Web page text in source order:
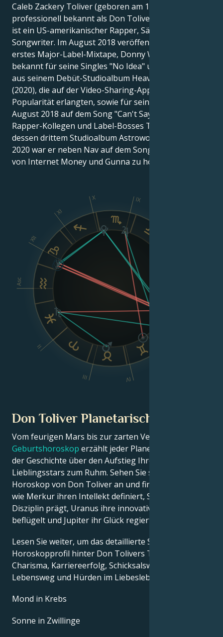
Caleb Zackery Toliver (geboren am 12. Juni 1994),
professionell bekannt als Don Toliver /dɑːn tˈɒlɪvər/,
ist ein US-amerikanischer Rapper, Sänger und
Songwriter. Im August 2018 veröffentlichte er sein
erstes Major-Label-Mixtape, Donny Womack. Er ist
bekannt für seine Singles "No Idea" und "After Party"
aus seinem Debüt-Studioalbum Heaven or Hell
(2020), die auf der Video-Sharing-App TikTok
Popularität erlangten, sowie für sein Feature im
August 2018 auf dem Song "Can't Say" seines
Rapper-Kollegen und Label-Bosses Travis Scott'aus
dessen drittem Studioalbum Astroworld. Im August
2020 war er neben Nav auf dem Song "Lemonade"
von Internet Money und Gunna zu hören.
Asc
II
III IV
IX
X
XI
XII
Don Toliver Planetarische Position
Vom feurigen Mars bis zur zarten Venus – in diesem
Geburtshoroskop erzählt jeder Planet seinen Teil
der Geschichte über den Aufstieg Ihres
Lieblingsstars zum Ruhm. Sehen Sie sich das Astro-
Horoskop von Don Toliver an und finden Sie heraus,
wie Merkur ihren Intellekt definiert, Saturn ihre
Disziplin prägt, Uranus ihre innovativen Ideen
beflügelt und Jupiter ihr Glück regiert.
Lesen Sie weiter, um das detaillierte Sternzeichen-
Horoskopprofil hinter Don Tolivers Talent,
Charisma, Karriereerfolg, Schicksalswendungen,
Lebensweg und Hürden im Liebesleben zu erkunden.
Mond in Krebs
Sonne in Zwillinge